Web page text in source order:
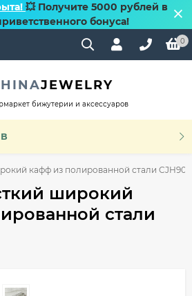
💥 Получите 5000 рублей в
бонуса!
0
JEWELRY
бижутерии и аксессуаров
кафф из полированной стали
широкий
стали